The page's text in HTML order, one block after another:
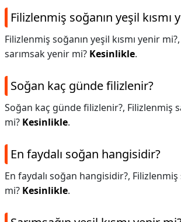
Filizlenmiş soğanın yeşil kısmı
Filizlenmiş soğanın yeşil kısmı yenir mi?,
sarımsak yenir mi? Kesinlikle.
Soğan kaç günde filizlenir?
Soğan kaç günde filizlenir?, Filizlenmiş
mi? Kesinlikle.
En faydalı soğan hangisidir?
En faydalı soğan hangisidir?, Filizlenmiş
mi? Kesinlikle.